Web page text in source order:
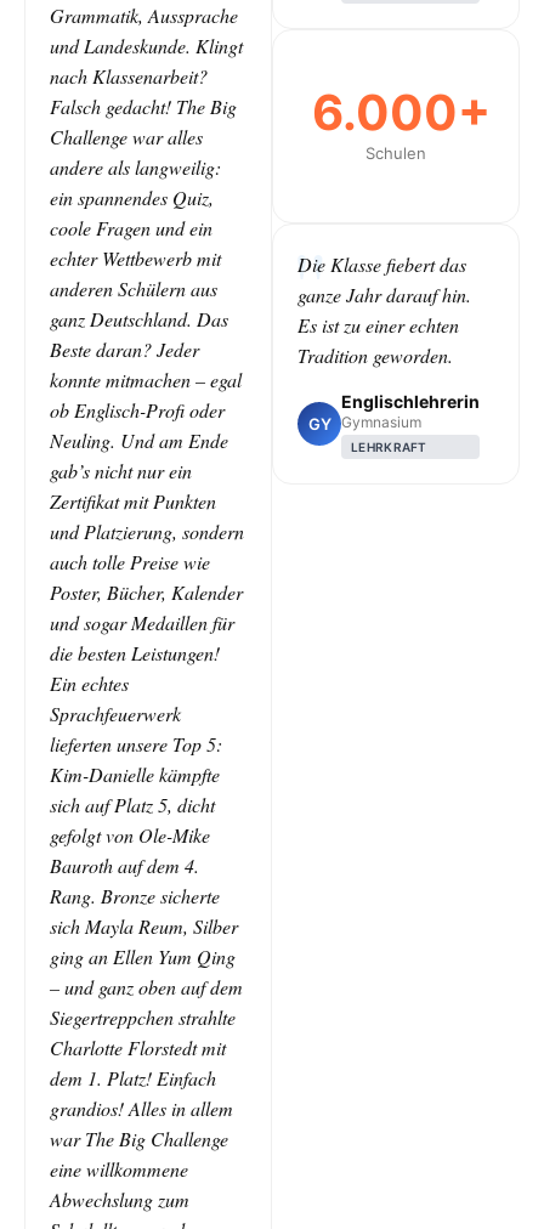
Grammatik, Aussprache
und Landeskunde. Klingt
nach Klassenarbeit?
Falsch gedacht! The Big
Challenge war alles
andere als langweilig:
ein spannendes Quiz,
coole Fragen und ein
echter Wettbewerb mit
anderen Schülern aus
ganz Deutschland. Das
Beste daran? Jeder
konnte mitmachen – egal
ob Englisch-Profi oder
Neuling. Und am Ende
gab’s nicht nur ein
Zertifikat mit Punkten
und Platzierung, sondern
auch tolle Preise wie
Poster, Bücher, Kalender
und sogar Medaillen für
die besten Leistungen!
Ein echtes
Sprachfeuerwerk
lieferten unsere Top 5:
Kim-Danielle kämpfte
sich auf Platz 5, dicht
gefolgt von Ole-Mike
Bauroth auf dem 4.
Rang. Bronze sicherte
sich Mayla Reum, Silber
ging an Ellen Yum Qing
– und ganz oben auf dem
Siegertreppchen strahlte
Charlotte Florstedt mit
dem 1. Platz! Einfach
grandios! Alles in allem
war The Big Challenge
eine willkommene
Abwechslung zum
6.000+
Schulen
Die Klasse fiebert das
ganze Jahr darauf hin.
Es ist zu einer echten
Tradition geworden.
GY
Englischlehrerin
Gymnasium
LEHRKRAFT